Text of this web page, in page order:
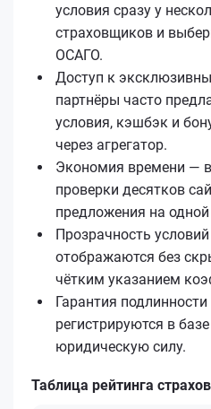
условия сразу у
страховщиков и
ОСАГО.
Доступ к
партнёры часто
условия, кэшбэк и
через агрегатор.
Экономия времени —
проверки десятков
предложения на одной
Прозрачность
отображаются без
чётким указанием
Гарантия
регистрируются в
юридическую силу.
Таблица рейтинга